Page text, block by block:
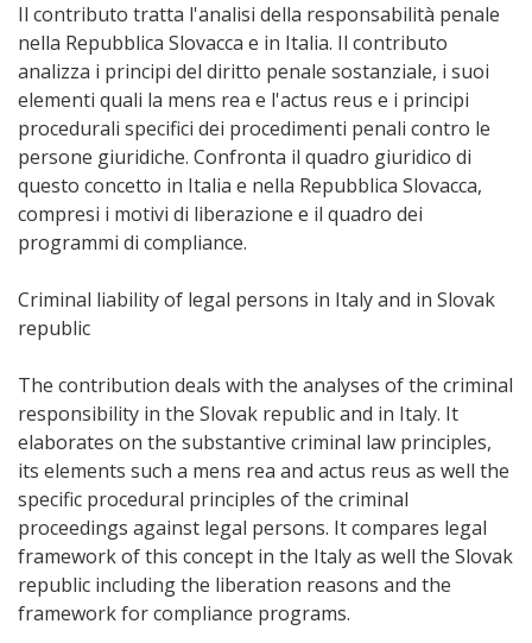
Il contributo tratta l'analisi della responsabilità penale
nella Repubblica Slovacca e in Italia. Il contributo
analizza i principi del diritto penale sostanziale, i suoi
elementi quali la mens rea e l'actus reus e i principi
procedurali specifici dei procedimenti penali contro le
persone giuridiche. Confronta il quadro giuridico di
questo concetto in Italia e nella Repubblica Slovacca,
compresi i motivi di liberazione e il quadro dei
programmi di compliance.
Criminal liability of legal persons in Italy and in Slovak
republic
The contribution deals with the analyses of the criminal
responsibility in the Slovak republic and in Italy. It
elaborates on the substantive criminal law principles,
its elements such a mens rea and actus reus as well the
specific procedural principles of the criminal
proceedings against legal persons. It compares legal
framework of this concept in the Italy as well the Slovak
republic including the liberation reasons and the
framework for compliance programs.